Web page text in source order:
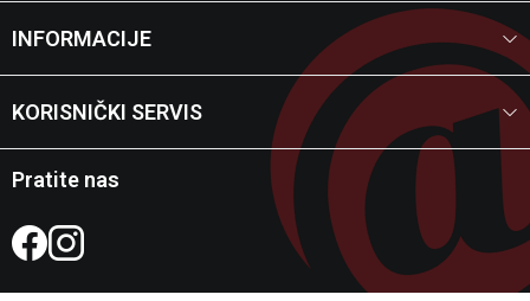
INFORMACIJE
KORISNIČKI SERVIS
Pratite nas